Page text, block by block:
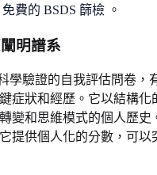
免費的 BSDS 篩檢 。
明譜系
學驗證的自我評估問卷，
症狀和經歷。它以結構化
變和思維模式的個人歷史
提供個人化的分數，可以